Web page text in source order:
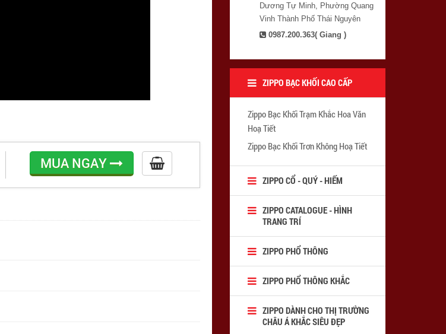
MUA NGAY
Dương Tự Minh, Phường Quang
Vinh Thành Phố Thái Nguyên
0987.200.363( Giang )
ZIPPO BẠC KHỐI CAO CẤP
Zippo Bạc Khối Trạm Khắc Hoa Văn
Hoạ Tiết
Zippo Bạc Khối Trơn Không Hoạ Tiết
ZIPPO CỔ - QUÝ - HIẾM
ZIPPO CATALOGUE - HÌNH
TRANG TRÍ
ZIPPO PHỔ THÔNG
ZIPPO PHỔ THÔNG KHẮC
ZIPPO DÀNH CHO THỊ TRƯỜNG
CHÂU Á KHẮC SIÊU ĐẸP